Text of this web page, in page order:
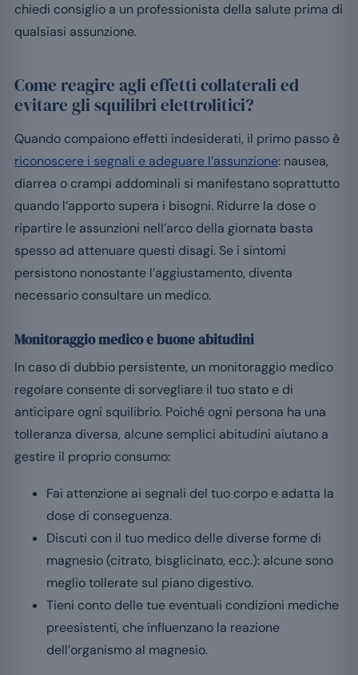
chiedi consiglio a un professionista della salute prima di
qualsiasi assunzione.
Come reagire agli effetti collaterali ed
evitare gli squilibri elettrolitici?
Quando compaiono effetti indesiderati, il primo passo è
riconoscere i segnali e adeguare l’assunzione: nausea,
diarrea o crampi addominali si manifestano soprattutto
quando l’apporto supera i bisogni. Ridurre la dose o
ripartire le assunzioni nell’arco della giornata basta
spesso ad attenuare questi disagi. Se i sintomi
persistono nonostante l’aggiustamento, diventa
necessario consultare un medico.
Monitoraggio medico e buone abitudini
In caso di dubbio persistente, un monitoraggio medico
regolare consente di sorvegliare il tuo stato e di
anticipare ogni squilibrio. Poiché ogni persona ha una
tolleranza diversa, alcune semplici abitudini aiutano a
gestire il proprio consumo:
Fai attenzione ai segnali del tuo corpo e adatta la
dose di conseguenza.
Discuti con il tuo medico delle diverse forme di
magnesio (citrato, bisglicinato, ecc.): alcune sono
meglio tollerate sul piano digestivo.
Tieni conto delle tue eventuali condizioni mediche
preesistenti, che influenzano la reazione
dell’organismo al magnesio.